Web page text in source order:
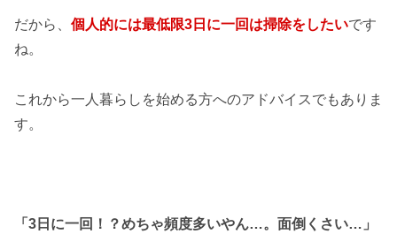
だから、 個人的には最低限3日に一回は掃除をしたいです
ね。
これから一人暮らしを始める方へのアドバイスでもありま
す。
「3日に一回！？めちゃ頻度多いやん…。面倒くさい…」